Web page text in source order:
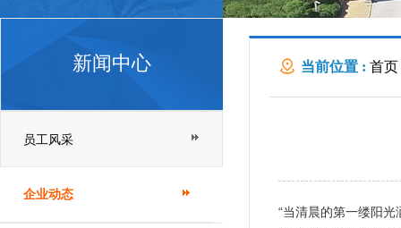
新闻中心
员工风采
企业动态
当前位置 : 首页
“当清晨的第一缕阳